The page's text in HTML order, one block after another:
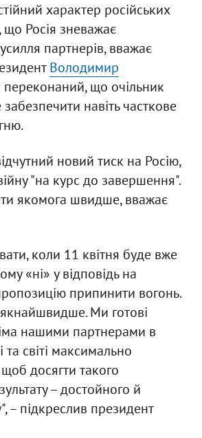
характер російських
що Росія зневажає
партнерів, вважає
Володимир
що очільник
навіть часткове
новий тиск на Росію,
"на курс до завершення".
якомога швидше, вважає
коли 11 квітня буде вже
«ні» у відповідь на
припинити вогонь.
Ми готові
нашими партнерами в
світі максимально
досягти такого
– достойного й
– підкреслив президент